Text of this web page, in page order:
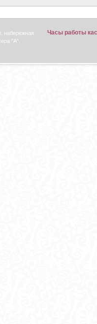
набережная
"А".
Часы работы